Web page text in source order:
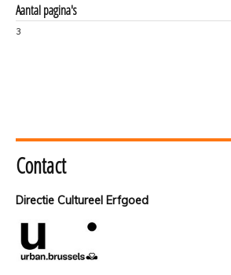
Aantal pagina's
3
Contact
Directie Cultureel Erfgoed